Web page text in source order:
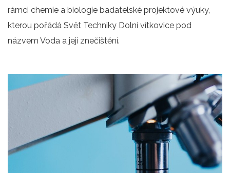
rámci chemie a biologie badatelské projektové výuky,
kterou pořádá Svět Techniky Dolní vítkovice pod
názvem Voda a její znečištění.